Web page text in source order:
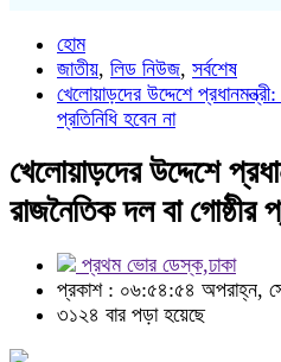
হোম
জাতীয়, লিড নিউজ, সর্বশেষ
খেলোয়াড়দের উদ্দেশে
প্রতিনিধি হবেন না
খেলোয়াড়দের উদ্দেশে
রাজনৈতিক দল বা গোষ্ঠীর
প্রথম ভোর ডেস্ক,ঢাকা
প্রকাশ : ০৬:৫৪:৫৪ অপরাহ্ন,
৩১২৪ বার পড়া হয়েছে